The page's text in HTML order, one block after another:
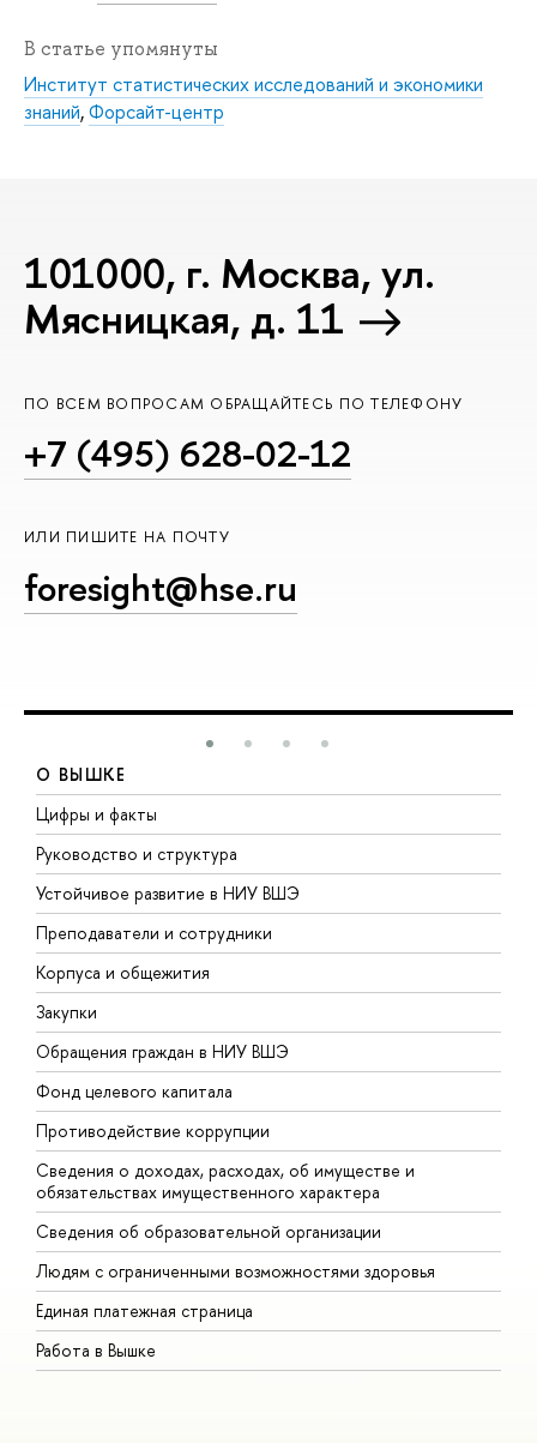
В статье упомянуты
Институт статистических исследований и экономики
знаний,Форсайт-центр
101000, г. Москва, ул.
Мясницкая, д. 11
ПО ВСЕМ ВОПРОСАМ ОБРАЩАЙТЕСЬ ПО ТЕЛЕФОНУ
+7 (495) 628-02-12
ИЛИ ПИШИТЕ НА ПОЧТУ
foresight@hse.ru
О ВЫШКЕ
Цифры и факты
Руководство и структура
Устойчивое развитие в НИУ ВШЭ
Преподаватели и сотрудники
Корпуса и общежития
Закупки
Обращения граждан в НИУ ВШЭ
Фонд целевого капитала
Противодействие коррупции
Сведения о доходах, расходах, об имуществе и
обязательствах имущественного характера
Сведения об образовательной организации
Людям с ограниченными возможностями здоровья
Единая платежная страница
Работа в Вышке